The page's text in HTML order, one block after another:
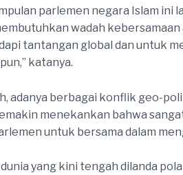
parlemen negara Islam ini
wadah
tantangan global dan untuk
katanya.
adanya berbagai konflik geo-
menekankan bahwa
untuk bersama dalam
dunia yang kini tengah dilanda